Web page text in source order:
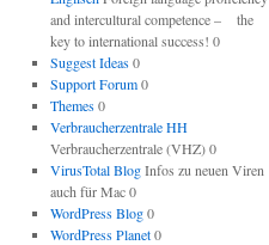
and intercultural competence – the
key to international success! 0
Suggest Ideas0
Support Forum0
Themes0
Verbraucherzentrale HH
Verbraucherzentrale (VHZ) 0
VirusTotal BlogInfos zu neuen Viren
auch für Mac 0
WordPress Blog0
WordPress Planet0